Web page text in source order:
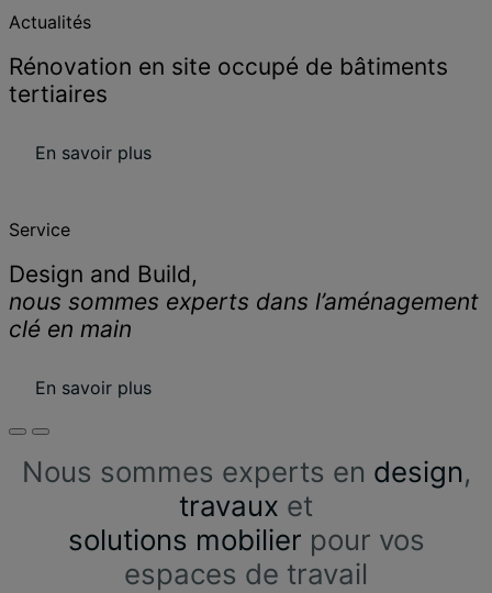
Actualités
Rénovation en site occupé de bâtiments
tertiaires
En savoir plus
Service
Design and Build,
nous sommes experts dans l’aménagement
clé en main
En savoir plus
Nous sommes experts en design,
travaux et
solutions mobilier pour vos
espaces de travail